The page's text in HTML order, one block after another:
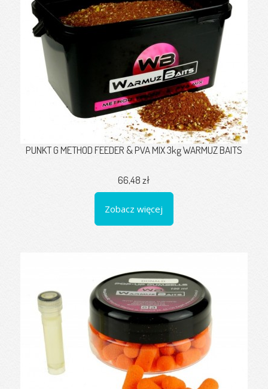
PUNKT G METHOD FEEDER & PVA MIX 3kg WARMUZ BAITS
66,48 zł
Zobacz więcej